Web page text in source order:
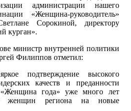
администрации нашего
«Женщина-руководитель»
Сорокиной, директору
курган».
министр внутренней политики
Филиппов отметил:
подтверждение высокого
качеств и преданности
года» уже много лет
женщин региона на новые